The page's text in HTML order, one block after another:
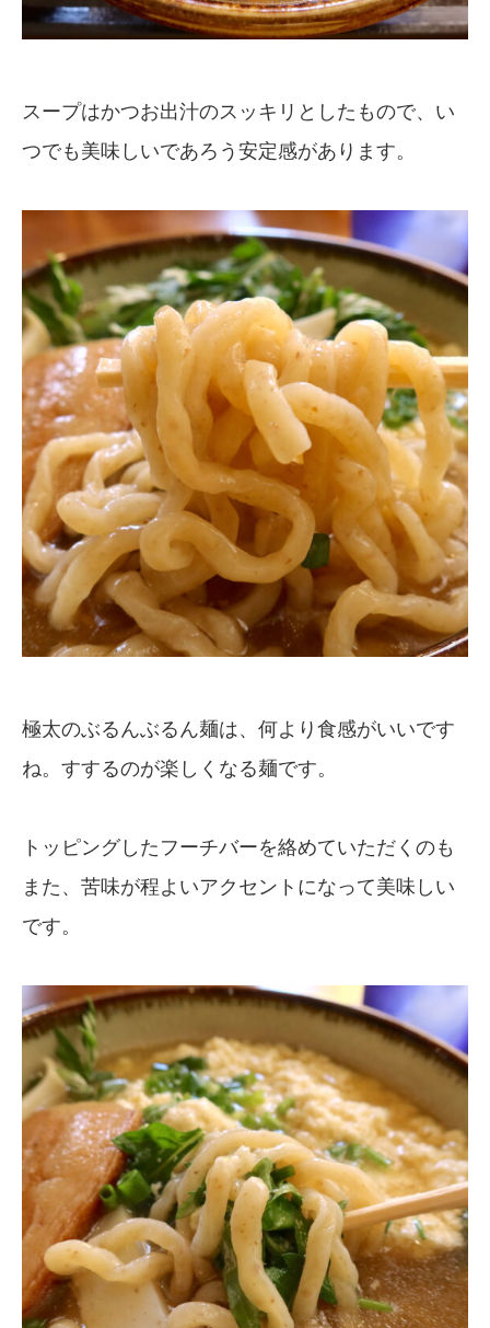
スープはかつお出汁のスッキリとしたもので、い
つでも美味しいであろう安定感があります。
極太のぶるんぶるん麺は、何より食感がいいです
ね。すするのが楽しくなる麺です。
トッピングしたフーチバーを絡めていただくのも
また、苦味が程よいアクセントになって美味しい
です。